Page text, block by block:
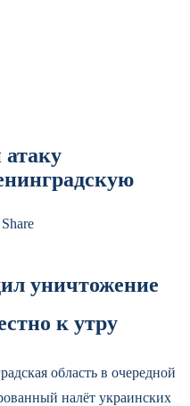
Share
уничтожение
к утру
область в очередной
налёт украинских